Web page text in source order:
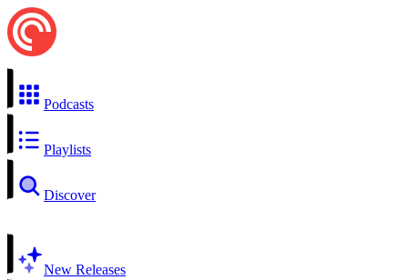
Podcasts
Playlists
Discover
New Releases